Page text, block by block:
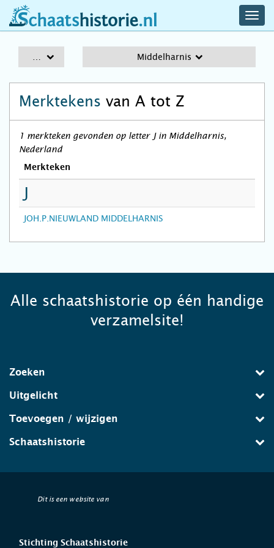
schaatshistorie.nl
Middelharnis
Merktekens van A tot Z
1 merkteken gevonden op letter J in Middelharnis,
Nederland
Merkteken
J
JOH.P.NIEUWLAND MIDDELHARNIS
Alle schaatshistorie op één handige
verzamelsite!
Zoeken
Uitgelicht
Toevoegen / wijzigen
Schaatshistorie
Dit is een website van
Stichting Schaatshistorie